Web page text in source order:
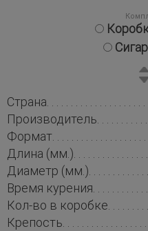
Страна
Производитель
Формат
Длина (мм.)
Диаметр (мм.)
Время курения
Кол-во в коробке
Крепость